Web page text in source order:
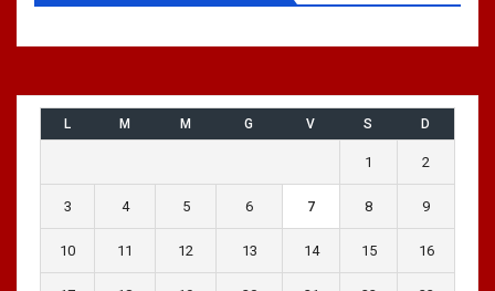
L M M G V S D
1 2
3 4 5 6 7 8 9
10 11 12 13 14 15 16